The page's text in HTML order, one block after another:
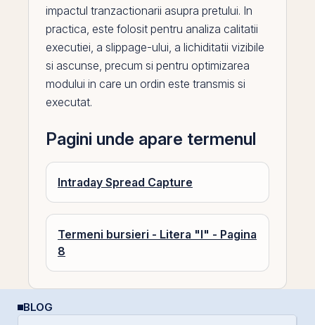
impactul tranzactionarii asupra pretului. In
practica, este folosit pentru analiza calitatii
executiei, a slippage-ului, a lichiditatii vizibile
si ascunse, precum si pentru optimizarea
modului in care un ordin este transmis si
executat.
Pagini unde apare termenul
Intraday Spread Capture
Termeni bursieri - Litera "I" - Pagina
8
BLOG